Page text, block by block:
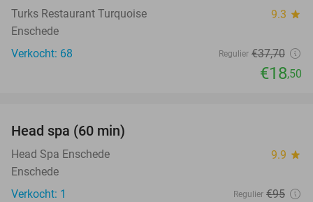
Turks Restaurant Turquoise 9.3 star
Enschede
Verkocht: 68
Regulier €37,70
€18,50
TODAY
Head spa (60 min)
Head Spa Enschede 9.9 star
Enschede
Verkocht: 1
Regulier €95